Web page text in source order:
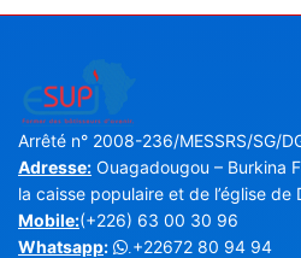
Arrêté n° 2008-236/MESSRS/SG/
Adresse: Ouagadougou – Burkina
la caisse populaire et de l’église de
Mobile:(+226) 63 00 30 96
Whatsapp:
+22672 80 94 94